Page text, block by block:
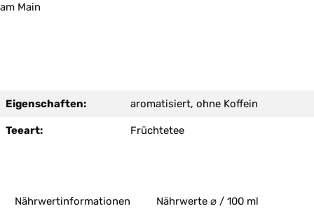
am Main
Eigenschaften: aromatisiert, ohne Koffein
Teeart: Früchtetee
Nährwertinformationen
Nährwerte ⌀ / 100 ml